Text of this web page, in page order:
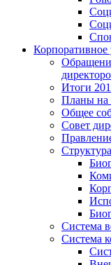
Корпоративное
Итоги
Планы на
Общее
Совет
Система
Система